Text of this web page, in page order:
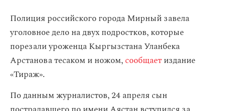
Полиция российского города Мирный завела
уголовное дело на двух подростков, которые
порезали уроженца Кыргызстана Уланбека
Арстанова тесаком и ножом,сообщаетиздание
«Тираж».
По данным журналистов, 24 апреля сын